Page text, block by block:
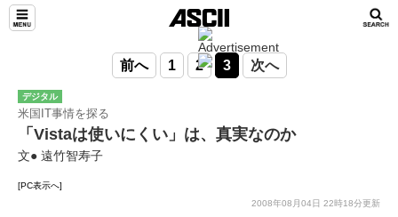
前へ 1 2 3 次へ
デジタル
米国IT事情を探る
「Vistaは使いにくい」は、真実なのか
文● 遠竹智寿子
[PC表示へ]
2008年08月04日 22時18分更新